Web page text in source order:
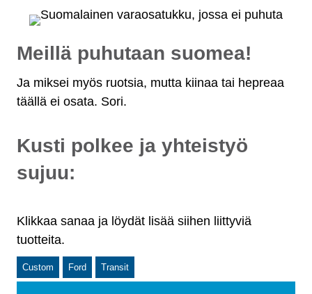
Klikkaa sanaa ja löydät lisää siihen liittyviä
tuotteita.
Custom Ford Transit
Meillä puhutaan suomea!
Ja miksei myös ruotsia, mutta kiinaa tai hepreaa
täällä ei osata. Sori.
Kusti polkee ja yhteistyö
sujuu: